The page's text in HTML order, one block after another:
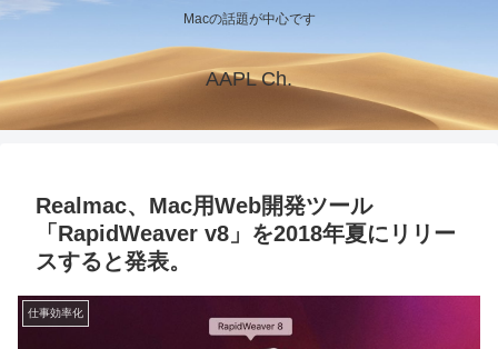
Macの話題が中心です
AAPL Ch.
Realmac、Mac用Web開発ツール
「RapidWeaver v8」を2018年夏にリリー
スすると発表。
仕事効率化